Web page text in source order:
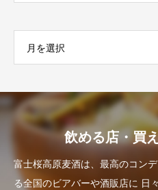
月を選択
飲める店・買
富士桜高原麦酒は、最高のコン
る全国のビアバーや酒販店に 日